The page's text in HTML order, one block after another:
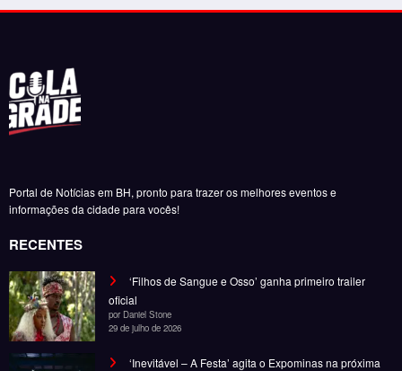
Portal de Notícias em BH, pronto para trazer os melhores eventos e
informações da cidade para vocês!
RECENTES
‘Filhos de Sangue e Osso’ ganha primeiro trailer
oficial
por Daniel Stone
29 de julho de 2026
‘Inevitável – A Festa’ agita o Expominas na próxima